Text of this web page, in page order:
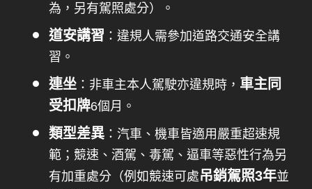
為，另有駕照處分）。
道安講習 ：違規人需參加道路交通安全講
習。
連坐 ：非車主本人駕駛亦違規時， 車主同
受扣牌6個月。
類型差異 ：汽車、機車皆適用嚴重超速規
範；競速、酒駕、毒駕、逼車等惡性行為另
有加重處分（例如競速可處吊銷駕照3年並